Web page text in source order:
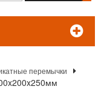
перемычки